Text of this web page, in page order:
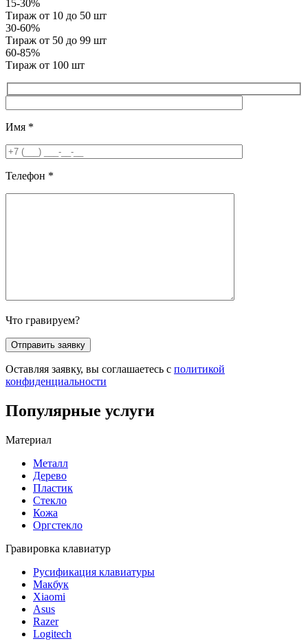
15-30%
Тираж от 10 до 50 шт
30-60%
Тираж от 50 до 99 шт
60-85%
Тираж от 100 шт
Имя *
Телефон *
Что гравируем?
Оставляя заявку, вы соглашаетесь с политикой
конфиденциальности
Популярные услуги
Материал
Металл
Дерево
Пластик
Стекло
Кожа
Оргстекло
Гравировка клавиатур
Русификация клавиатуры
Макбук
Xiaomi
Asus
Razer
Logitech